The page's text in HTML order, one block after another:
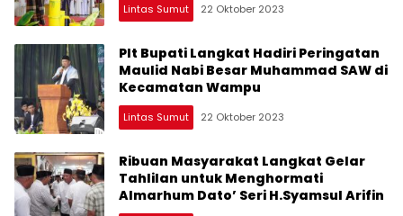
Lintas Sumut 22 Oktober 2023
Plt Bupati Langkat Hadiri Peringatan
Maulid Nabi Besar Muhammad SAW di
Kecamatan Wampu
Lintas Sumut 22 Oktober 2023
Ribuan Masyarakat Langkat Gelar
Tahlilan untuk Menghormati
Almarhum Dato’ Seri H.Syamsul Arifin